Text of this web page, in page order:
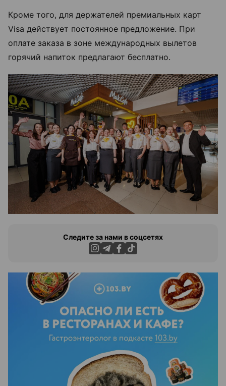
Кроме того, для держателей премиальных карт
Visa действует постоянное предложение. При
оплате заказа в зоне международных вылетов
горячий напиток предлагают бесплатно.
Следите за нами в соцсетях
ЭФФЕКТИВНАЯ РЕКЛАМА НА САЙТЕ